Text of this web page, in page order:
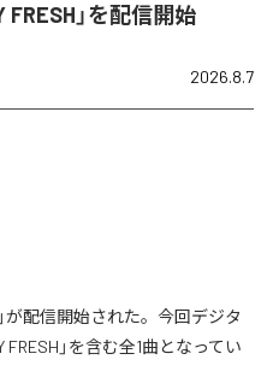
FRESH」を配信開始
2026.8.7
」が配信開始された。今回デジタ
FRESH」を含む全1曲となってい